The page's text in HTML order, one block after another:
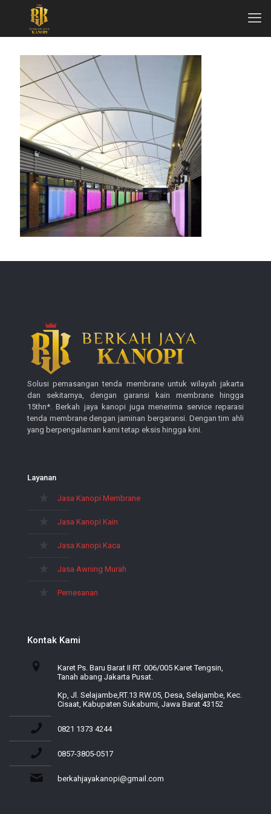
Solusi pemasangan tenda membrane untuk wilayah jakarta
dan sekitarnya, dengan garansi kain membrane hingga
15thn*. Berkah jaya kanopi juga menerima service reparasi
tenda membrane dengan jaminan bergaransi. Dengan tim ahli
yang berpengalaman kami tetap eksis hingga kini.
Layanan
Jasa Kanopi Membrane
Jasa Kanopi Kain
Jasa Kanopi Kaca
Jasa Awning Murah
Pemesanan
Kontak Kami
Karet Ps. Baru Barat II RT. 006/005 Karet Tengsin,
Tanah abang Jakarta Pusat.
Kp, Jl. Selajambe,RT.13 RW.05, Desa, Selajambe, Kec.
Cisaat, Kabupaten Sukabumi, Jawa Barat 43152
0821 1373 4244
0857-3805-0517
berkahjayakanopi@gmail.com